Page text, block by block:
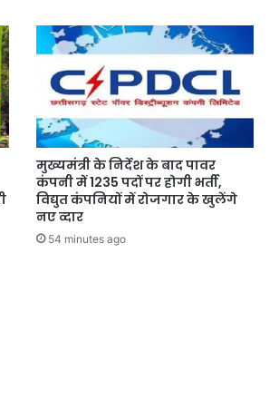
मुख्यमंत्री के निर्देश के बाद पावर
कंपनी में 1235 पदों पर होगी भर्ती,
विद्युत कंपनियों में रोजगार के खुलेंगे
नए व्दार
54 minutes ago